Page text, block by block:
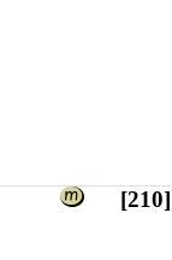
[210]